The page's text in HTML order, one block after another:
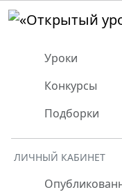
Уроки
Конкурсы
Подборки
ЛИЧНЫЙ КАБИНЕТ